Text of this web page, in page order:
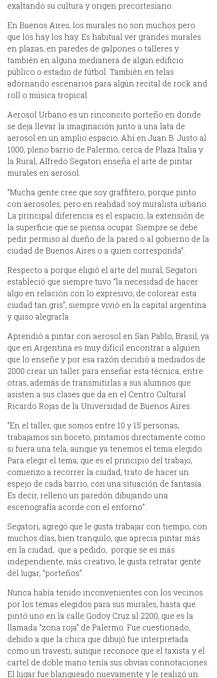
exaltando su cultura y origen precortesiano.
En Buenos Aires, los murales no son muchos pero
que los hay los hay. Es habitual ver grandes murales
en plazas, en paredes de galpones o talleres y
también en alguna medianera de algún edificio
público o estadio de fútbol. También en telas
adornando escenarios para algún recital de rock and
roll o música tropical.
Aerosol Urbano es un rinconcito porteño en donde
se deja llevar la imaginación junto a una lata de
aerosol en un amplio espacio. Ahí en Juan B. Justo al
1000, pleno barrio de Palermo, cerca de Plaza Italia y
la Rural, Alfredo Segatori enseña el arte de pintar
murales en aerosol.
“Mucha gente cree que soy graffitero, porque pinto
con aerosoles, pero en realidad soy muralista urbano.
La principal diferencia es el espacio, la extensión de
la superficie que se piensa ocupar. Siempre se debe
pedir permiso al dueño de la pared o al gobierno de la
ciudad de Buenos Aires o a quien corresponda”.
Respecto a porque eligió el arte del mural, Segatori
estableció que siempre tuvo “la necesidad de hacer
algo en relación con lo expresivo, de colorear esta
ciudad tan gris”, siempre vivió en la capital argentina
y quiso alegrarla.
Aprendió a pintar con aerosol en San Pablo, Brasil, ya
que en Argentina es muy difícil encontrar a alguien
que lo enseñe y por esa razón decidió a mediados de
2000 crear un taller para enseñar esta técnica, entre
otras, además de transmitirlas a sus alumnos que
asisten a sus clases que da en el Centro Cultural
Ricardo Rojas de la Universidad de Buenos Aires.
“En el taller, que somos entre 10 y 15 personas,
trabajamos sin boceto, pintamos directamente como
si fuera una tela, aunque ya tenemos el tema elegido.
Para elegir el tema, que es el principio del trabajo,
comienzo a recorrer la ciudad, trato de hacer un
espejo de cada barrio, con una situación de fantasía.
Es decir, relleno un paredón dibujando una
escenografía acorde con el entorno”.
Segatori, agregó que le gusta trabajar con tiempo, con
muchos días, bien tranquilo, que aprecia pintar más
en la ciudad, que a pedido, porque se es más
independiente, más creativo, le gusta retratar gente
del lugar, “porteños”.
Nunca había tenido inconvenientes con los vecinos
por los temas elegidos para sus murales, hasta que
pintó uno en la calle Godoy Cruz al 2200, que es la
llamada “zona roja” de Palermo. Fue cuestionado,
debido a que la chica que dibujó fue interpretada
como un travesti, aunque reconoce que el taxista y el
cartel de doble mano tenía sus obvias connotaciones.
El lugar fue blanqueado nuevamente y le realizó un